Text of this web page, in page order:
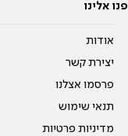
פנו אלינו
אודות
יצירת קשר
פרסמו אצלנו
תנאי שימוש
מדיניות פרטיות